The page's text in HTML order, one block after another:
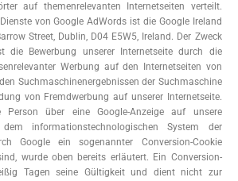
auf themenrelevanten Internetseiten verteilt.
von Google AdWords ist die Google Ireland
Street, Dublin, D04 E5W5, Ireland. Der Zweck
die Bewerbung unserer Internetseite durch die
Werbung auf den Internetseiten von
Suchmaschinenergebnissen der Suchmaschine
von Fremdwerbung auf unserer Internetseite.
Person über eine Google-Anzeige auf unsere
informationstechnologischen System der
Google ein sogenannter Conversion-Cookie
wurde oben bereits erläutert. Ein Conversion-
Tagen seine Gültigkeit und dient nicht zur